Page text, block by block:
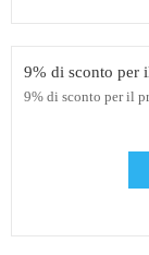
9% di sconto per
9% di sconto per il